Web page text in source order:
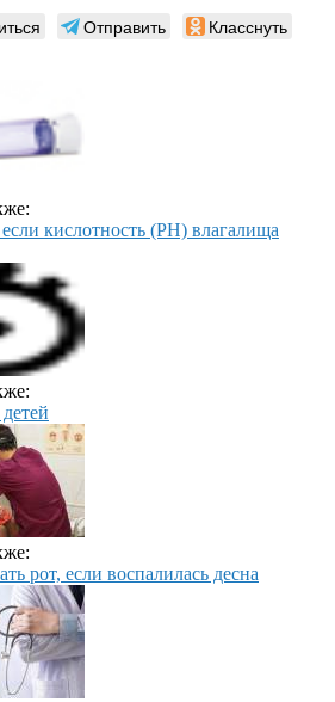
Отправить Класснуть
кислотность (PH) влагалища
рот, если воспалилась десна